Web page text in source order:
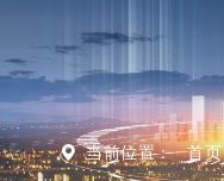
当前位置： 首页